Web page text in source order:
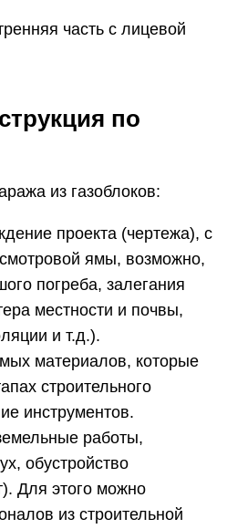
часть с лицевой
по
из газоблоков:
проекта (чертежа), с
ямы, возможно,
погреба, залегания
местности и почвы,
и т.д.).
материалов, которые
строительного
инструментов.
работы,
обустройство
Для этого можно
из строительной